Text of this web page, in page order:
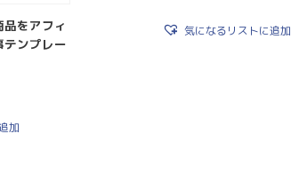
をアフィ
テンプレー
加
気になるリストに追加